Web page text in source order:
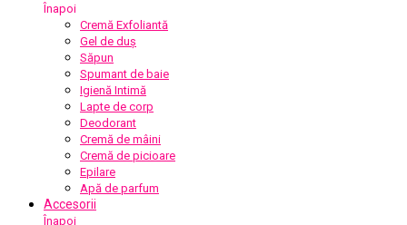
Înapoi
Cremă Exfoliantă
Gel de duș
Săpun
Spumant de baie
Igienă Intimă
Lapte de corp
Deodorant
Cremă de mâini
Cremă de picioare
Epilare
Apă de parfum
Accesorii
Înapoi